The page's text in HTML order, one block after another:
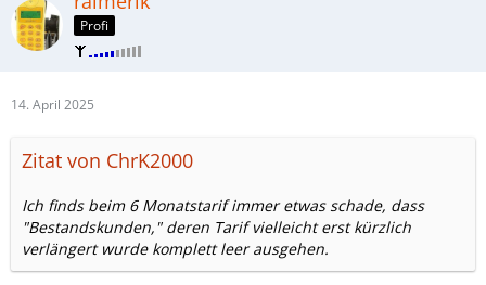
Profi
14. April 2025
Zitat von ChrK2000
Ich finds beim 6 Monatstarif immer etwas schade, dass
"Bestandskunden," deren Tarif vielleicht erst kürzlich
verlängert wurde komplett leer ausgehen.